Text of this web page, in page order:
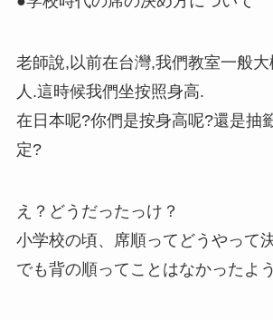
老師說,以前在台灣,我們教室一般
人.這時候我們坐按照身高.
在日本呢?你們是按身高呢?還是抽
定?
え？どうだったっけ？
小学校の頃、席順ってどうやって
でも背の順ってことはなかったよ